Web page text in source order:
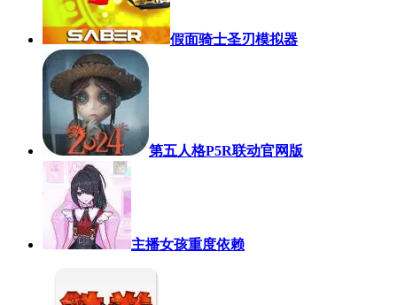
假面骑士圣刃模拟器
第五人格P5R联动官网版
主播女孩重度依赖